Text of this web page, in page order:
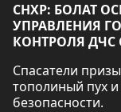
СНХР: БОЛАТ
УПРАВЛЕНИЯ
КОНТРОЛЯ ДЧС
Спасатели
тополиный пух
безопасности.